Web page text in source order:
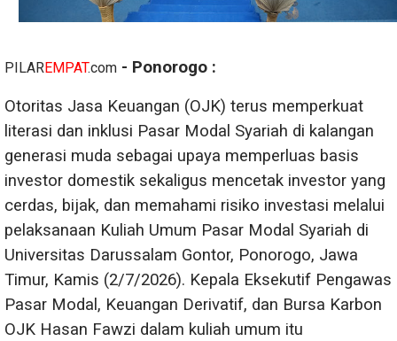
PILAREMPAT.com - Ponorogo :
Otoritas Jasa Keuangan (OJK) terus memperkuat
literasi dan inklusi Pasar Modal Syariah di kalangan
generasi muda sebagai upaya memperluas basis
investor domestik sekaligus mencetak investor yang
cerdas, bijak, dan memahami risiko investasi melalui
pelaksanaan Kuliah Umum Pasar Modal Syariah di
Universitas Darussalam Gontor, Ponorogo, Jawa
Timur, Kamis (2/7/2026). Kepala Eksekutif Pengawas
Pasar Modal, Keuangan Derivatif, dan Bursa Karbon
OJK Hasan Fawzi dalam kuliah umum itu